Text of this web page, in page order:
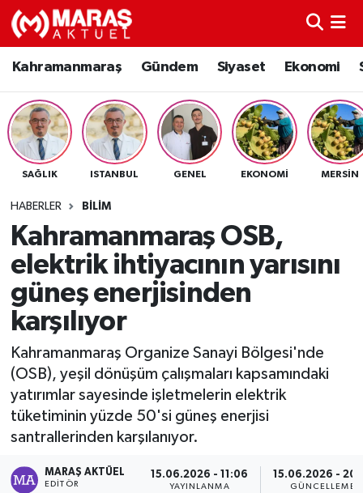
Kahramanmaraş Gündem Siyaset Ekonomi
SAĞLIK ISTANBUL GENEL EKONOMI MERSIN
HABERLER BILIM
Kahramanmaraş OSB,
elektrik ihtiyacının yarısını
güneş enerjisinden
karşılıyor
Kahramanmaraş Organize Sanayi Bölgesi'nde
(OSB), yeşil dönüşüm çalışmaları kapsamındaki
yatırımlar sayesinde işletmelerin elektrik
tüketiminin yüzde 50'si güneş enerjisi
santrallerinden karşılanıyor.
MARAŞ AKTÜEL
EDITÖR
15.06.2026 - 11:06
YAYINLANMA
15.06.2026 -
GÜNCELLEME
Kahramanmaraş
Gündem
Siyaset
Spor
Sağlık
Teknoloji
Eğitim
Dünya
Kültür Sanat
Nöbetçi Eczaneler
Hava Durumu
Namaz Vakitleri
TFF 3.Lig 4.Grup Puan Durumu ve Fikstür
Tüm Manşetler
Son Dakika Haberleri
Haber Arşivi